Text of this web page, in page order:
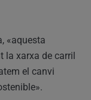
«aquesta
la xarxa de carril
el canvi